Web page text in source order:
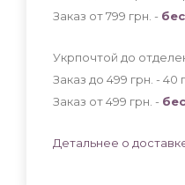
Заказ от 799 грн. -
Укрпочтой до
Заказ до 499 грн. - 40
Заказ от 499 грн. -
Детальнее о